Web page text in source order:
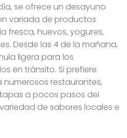
se ofrece un desayuno
variada de productos
fresca, huevos, yogures,
Desde las 4 de la mañana,
ligera para los
en tránsito. Si prefiere
restaurantes,
a pocos pasos del
de sabores locales e